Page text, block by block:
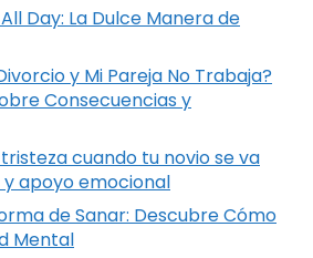
All Day: La Dulce Manera de
y Mi Pareja No Trabaja?
Consecuencias y
cuando tu novio se va
y apoyo emocional
de Sanar: Descubre Cómo
Mental